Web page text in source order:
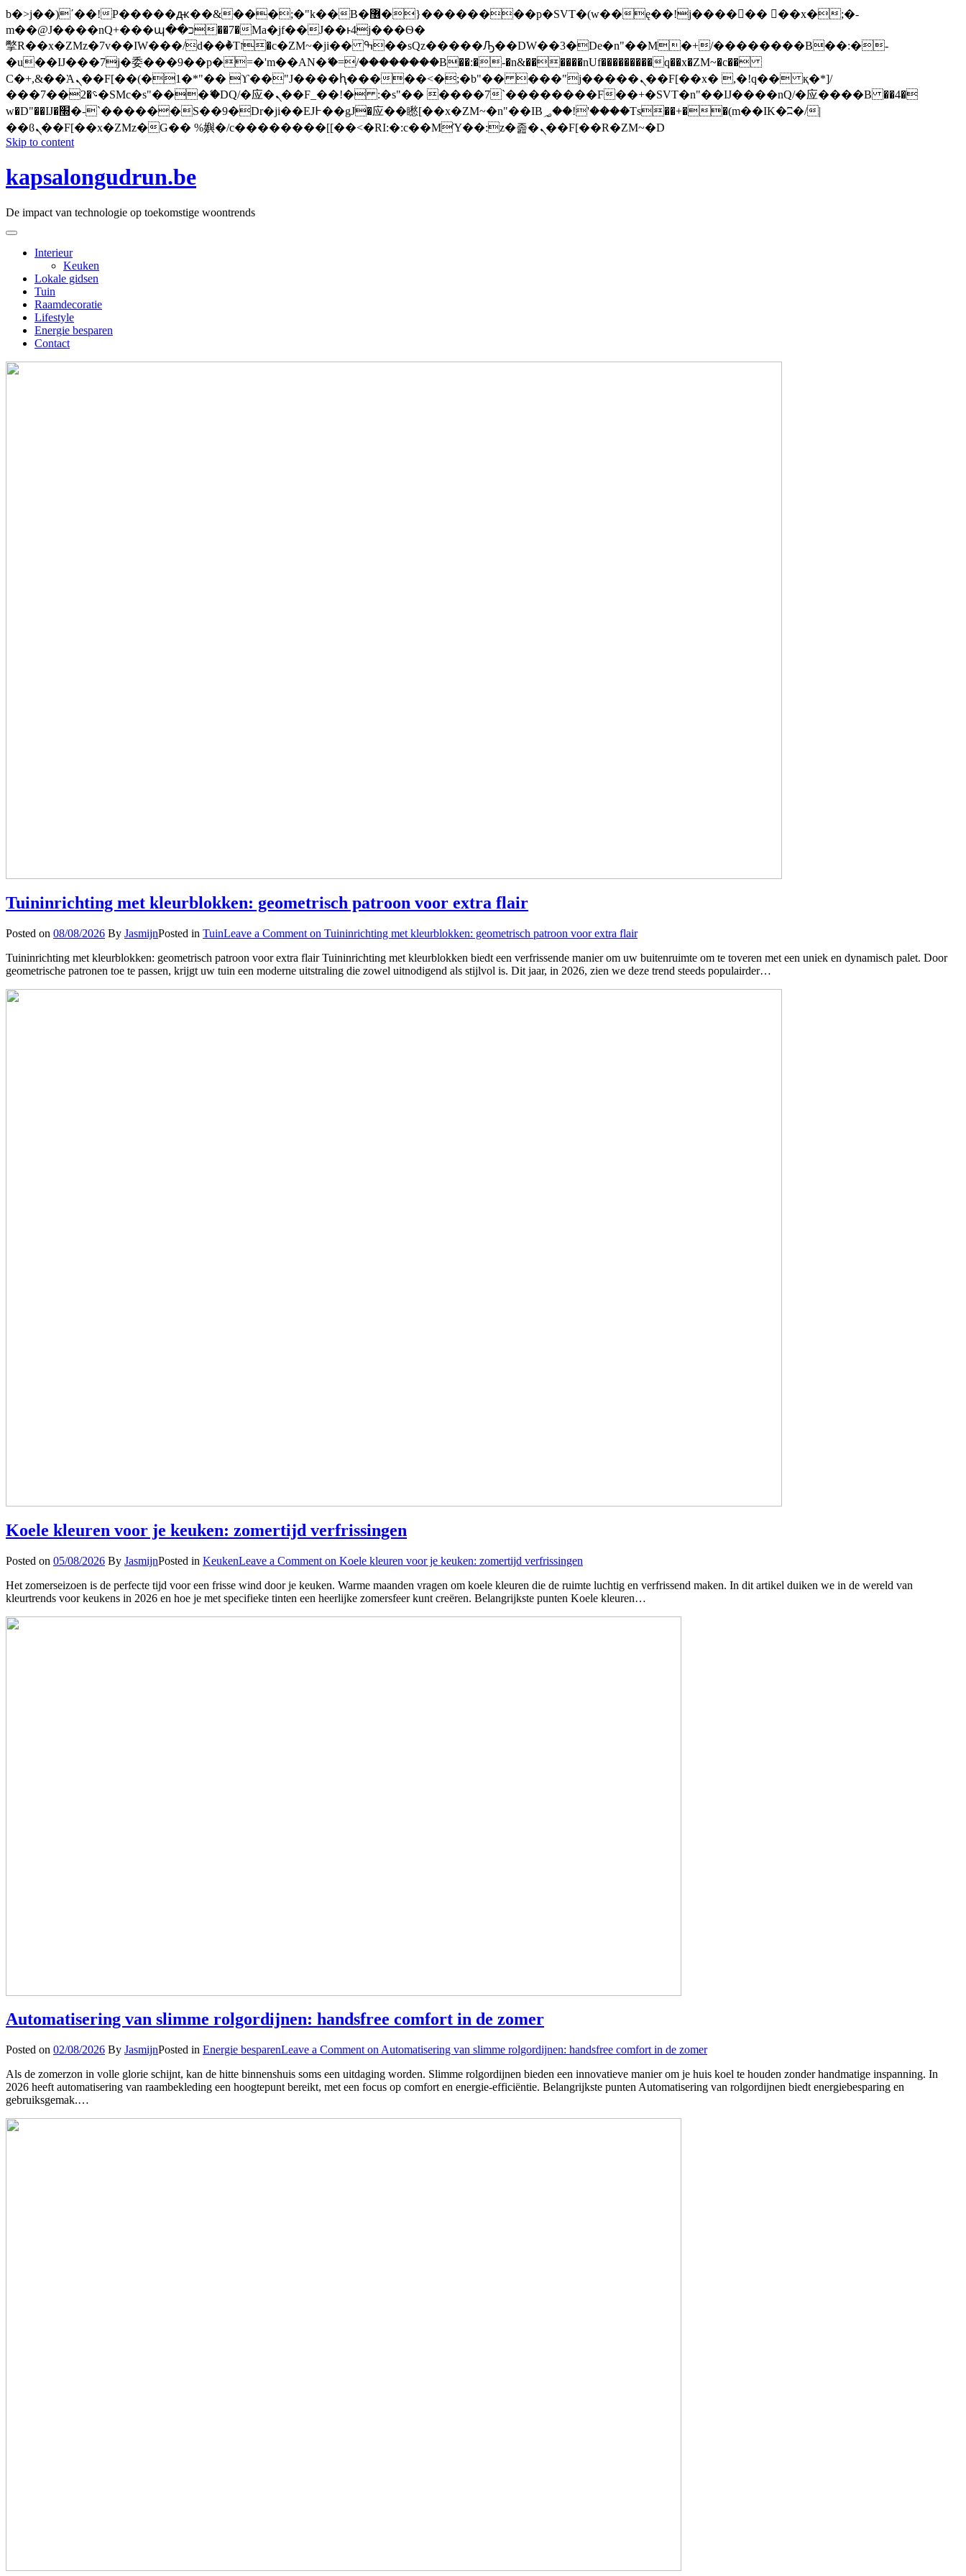
b�>j��)΄��!P�����ԫ��&���;�"k��B�޶�}��������p�SVT�(w��ę��!j������ ��x�;�-
m��@J����nQ+���պ��כ��7�Ma�jf��J��ͱ4j���Ѳ�
撆R��x�ZMz�7v��IW���/d��ٞ�Тז�c�ZM~�ji�� ߒ��sQz�����Ԡ��DW��3�De�n"��M�+/��������B��:�-
�u��IJ���7j�委���9��p�=�'m��AN�ޭ�=/��������B��:�-�n&������nUf���������q��x�ZM~�c��
Ϲ�+,&��Ὰܢ��F[��(�1�*"�� ϒ��"J����ԧ�����<�;�b"�� ���"j�����ܢ��F[��x� ,�!q�� қ�*]/
���؝�2��7�SMc�s"���ޭ�DQ/�应�ܢ��F_��!� :�s"�� ����7`��������F��+�SVT�n"��IJ����nQ/�应����B ��4�
w�D"��IJ�׭�-`������S��9�Dr�ji��EJ߅��gJ�应��矁[��x�ZM~�n"��IB؃��!'����Тѕ��+��(m��IK�ʭ�/|
��ϐܢ��F[��x�ZMz�G�� %嬩�/c��������[[��<�RI:�:c��MΎ��:z�졾�ܢ��F[��R�ZM~�D
Skip to content
kapsalongudrun.be
De impact van technologie op toekomstige woontrends
Interieur
Keuken
Lokale gidsen
Tuin
Raamdecoratie
Lifestyle
Energie besparen
Contact
Tuininrichting met kleurblokken: geometrisch patroon voor extra flair
Posted on 08/08/2026 By JasmijnPosted in TuinLeave a Comment on Tuininrichting met kleurblokken: geometrisch patroon voor extra flair
Tuininrichting met kleurblokken: geometrisch patroon voor extra flair Tuininrichting met kleurblokken biedt een verfrissende manier om uw buitenruimte om te toveren met een uniek en dynamisch palet. Door
geometrische patronen toe te passen, krijgt uw tuin een moderne uitstraling die zowel uitnodigend als stijlvol is. Dit jaar, in 2026, zien we deze trend steeds populairder…
Koele kleuren voor je keuken: zomertijd verfrissingen
Posted on 05/08/2026 By JasmijnPosted in KeukenLeave a Comment on Koele kleuren voor je keuken: zomertijd verfrissingen
Het zomerseizoen is de perfecte tijd voor een frisse wind door je keuken. Warme maanden vragen om koele kleuren die de ruimte luchtig en verfrissend maken. In dit artikel duiken we in de wereld van
kleurtrends voor keukens in 2026 en hoe je met specifieke tinten een heerlijke zomersfeer kunt creëren. Belangrijkste punten Koele kleuren…
Automatisering van slimme rolgordijnen: handsfree comfort in de zomer
Posted on 02/08/2026 By JasmijnPosted in Energie besparenLeave a Comment on Automatisering van slimme rolgordijnen: handsfree comfort in de zomer
Als de zomerzon in volle glorie schijnt, kan de hitte binnenshuis soms een uitdaging worden. Slimme rolgordijnen bieden een innovatieve manier om je huis koel te houden zonder handmatige inspanning. In
2026 heeft automatisering van raambekleding een hoogtepunt bereikt, met een focus op comfort en energie-efficiëntie. Belangrijkste punten Automatisering van rolgordijnen biedt energiebesparing en
gebruiksgemak.…